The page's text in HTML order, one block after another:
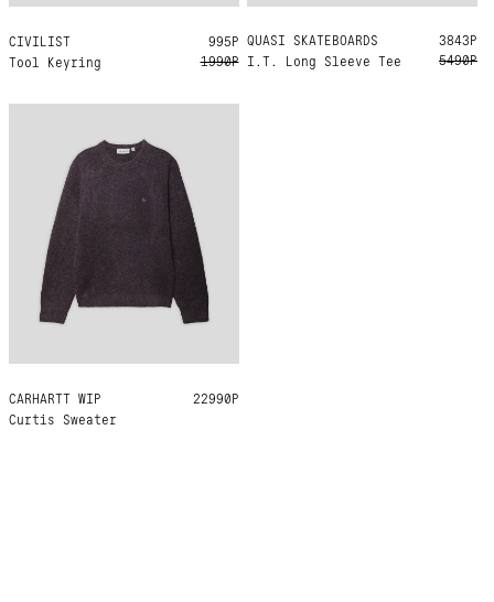
CIVILIST
Tool Keyring
L/XL
995Р
1990Р
QUASI SKATEBOARDS
I.T. Long Sleeve Tee
L
3843Р
5490Р
CARHARTT WIP
Curtis Sweater
M L XL 22990Р